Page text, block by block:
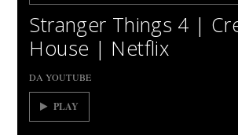
Stranger Things 4 |
House | Netflix
DA YOUTUBE
PLAY